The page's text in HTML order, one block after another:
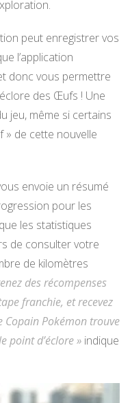
peut enregistrer vos
l’application
donc vous permettre
des Œufs ! Une
jeu, même si certains
» de cette nouvelle
envoie un résumé
pour les
les statistiques
de consulter votre
de kilomètres
des récompenses
franchie, et recevez
Copain Pokémon trouve
point d’éclore » indique